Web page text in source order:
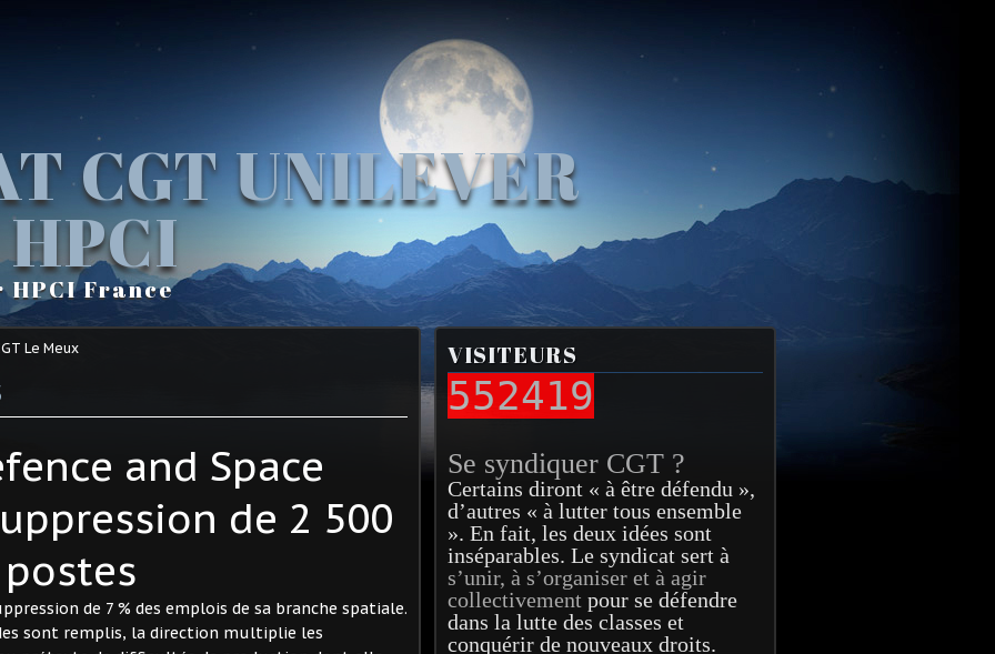
CGT UNILEVER
HPCI France
Le Meux
and Space
de 2 500
postes
de 7 % des emplois de sa branche spatiale.
sont remplis, la direction multiplie les
VISITEURS
552419
Se syndiquer CGT ?
Certains diront « à être défendu »,
d’autres « à lutter tous ensemble
». En fait, les deux idées sont
inséparables. Le syndicat sert à
s’unir, à s’organiser et à agir
collectivement pour se défendre
dans la lutte des classes et
conquérir de nouveaux droits.